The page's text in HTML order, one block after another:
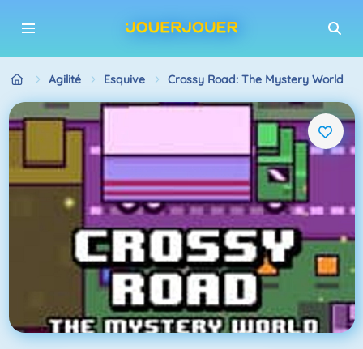
Agilité Esquive Crossy Road: The Mystery World